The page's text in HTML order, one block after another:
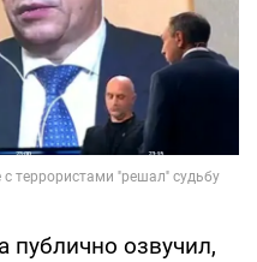
публично озвучил,